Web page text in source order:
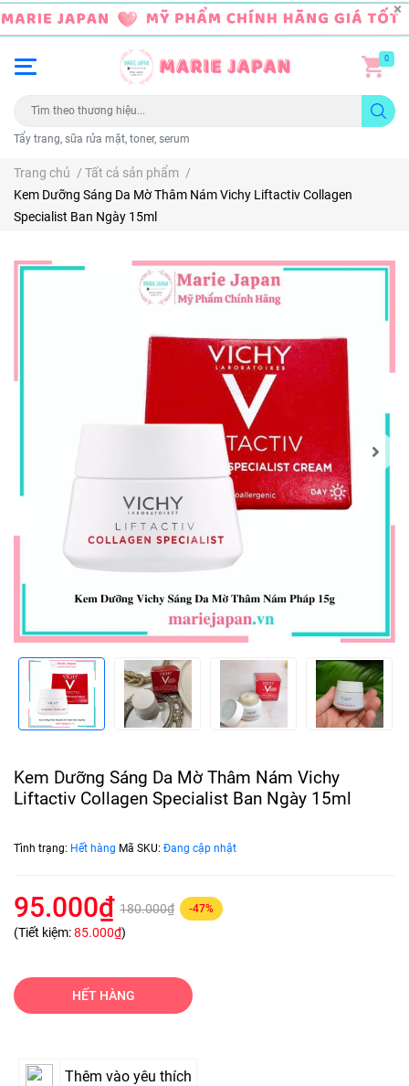
Tẩy trang, sữa rửa mặt, toner, serum
0
Trang chủ / Tất cả sản phẩm /
Kem Dưỡng Sáng Da Mờ Thâm Nám Vichy Liftactiv Collagen
Specialist Ban Ngày 15ml
Kem Dưỡng Sáng Da Mờ Thâm Nám Vichy
Liftactiv Collagen Specialist Ban Ngày 15ml
Tình trạng: Hết hàng Mã SKU: Đang cập nhật
95.000₫ 180.000₫ -47%
(Tiết kiệm:85.000₫)
HẾT HÀNG
Thêm vào yêu thích